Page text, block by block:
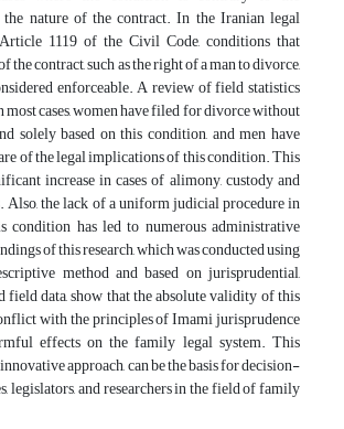
nature of the contract. In the Iranian legal
1119 of the Civil Code, conditions that
the contract, such as the right of a man to divorce,
enforceable. A review of field statistics
most cases, women have filed for divorce without
solely based on this condition, and men have
of the legal implications of this condition. This
increase in cases of alimony, custody and
the lack of a uniform judicial procedure in
condition has led to numerous administrative
of this research, which was conducted using
method and based on jurisprudential,
field data, show that the absolute validity of this
with the principles of Imami jurisprudence
effects on the family legal system. This
approach, can be the basis for decision-
legislators, and researchers in the field of family